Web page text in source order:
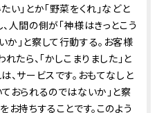
い」とか「野菜をくれ」などと
人間の側が「神様はきっとこう
」と察して行動する。お客様
たら、「かしこまりました」と
、サービスです。おもてなしと
おられるのではないか」と察
お持ちすることです。このよう